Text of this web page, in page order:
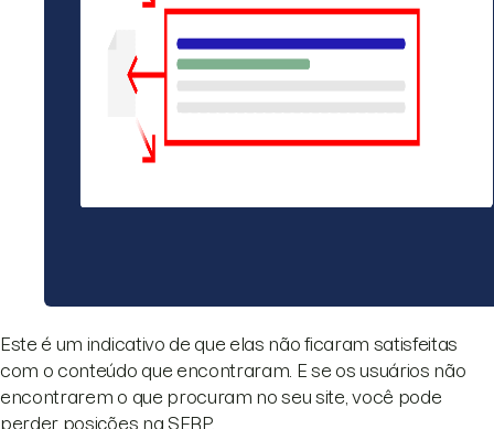
Este é um indicativo de que elas não ficaram satisfeitas
com o conteúdo que encontraram. E se os usuários não
encontrarem o que procuram no seu site, você pode
perder posições na SERP.